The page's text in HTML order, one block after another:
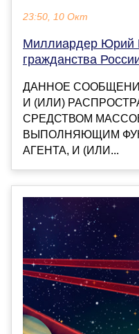
23:50, 10 Окт
Миллиардер Юрий
гражданства
ДАННОЕ
И (ИЛИ)
СРЕДСТВОМ
ВЫПОЛНЯЮЩИМ
АГЕНТА, И (ИЛИ...